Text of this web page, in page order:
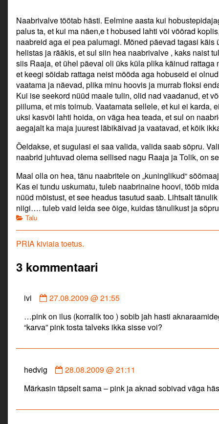
Naabrivalve töötab hästi. Eelmine aasta kui
palus ta, et kui ma näen,e t hobused lahti või võõrad
naabreid aga ei pea palumagi. Mõned päevad tagasi käis
helistas ja rääkis, et sul siin hea naabrivalve , kaks naist
siis Raaja, et ühel päeval oli üks küla plika käinud rattaga
et keegi sõidab rattaga neist mööda aga hobuseid ei
vaatama ja näevad, plika minu hoovis ja murrab floksi
Kui ise seekord nüüd maale tulin, olid nad vaadanud, et
piiluma, et mis toimub. Vaatamata sellele, et kui ei karda,
uksi kasvõi lahti hoida, on väga hea teada, et sul on
aegajalt ka maja juurest läbikäivad ja vaatavad, et kõik
Öeldakse, et sugulasi ei saa valida, valida saab sõpru.
naabrid juhtuvad olema sellised nagu Raaja ja Tolik, on
Maal olla on hea, tänu naabritele on „kuninglikud“
Kas ei tundu uskumatu, tuleb naabrinaine hoovi, tööb
nüüd mõistust, et see headus tasutud saab. Lihtsalt
niigi…. tuleb vaid leida see õige, kuidas tänulikust ja
Categories
Talu
Navigeerimine
Previous
PRIA kiviaia toetus.
3 kommentaari
ivi
Comment
ivi
published
27.08.2009 @ 21:55
…pink on ilus (korralik too ) sobib jah hasti
“karva” pink tosta talveks ikka sisse voi?
hedvig
Comment
hedvig
on
28.08.2009 @ 21:11
Märkasin täpselt sama – pink ja aknad sobivad väga